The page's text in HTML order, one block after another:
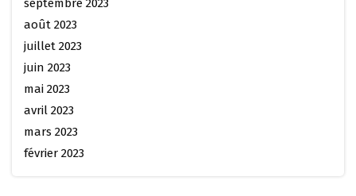
septembre 2023
août 2023
juillet 2023
juin 2023
mai 2023
avril 2023
mars 2023
février 2023